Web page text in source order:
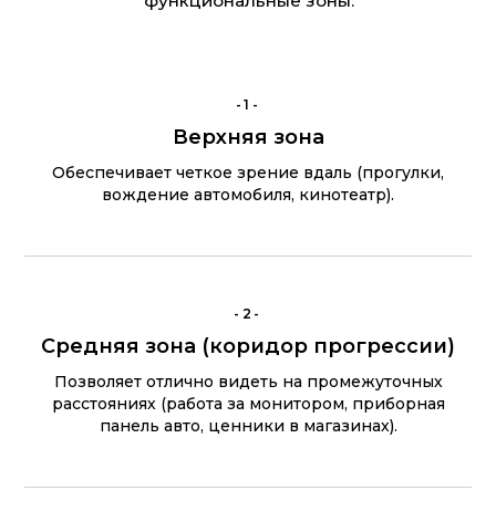
-1-
Верхняя зона
Обеспечивает четкое зрение вдаль (прогулки,
вождение автомобиля, кинотеатр).
-2-
Средняя зона (коридор прогрессии)
Позволяет отлично видеть на промежуточных
расстояниях (работа за монитором, приборная
панель авто, ценники в магазинах).
Прогрессивные линзы —
Это высокотехнологичное решение «3-в-1»:
четкое зрение вдаль, на средние дистанции и
вблизи в одной оправе.
• Нет видимых границ на линзе.
• Плавный фокус на любом расстоянии.
• Заменяют 2 или даже 3 пары очков.